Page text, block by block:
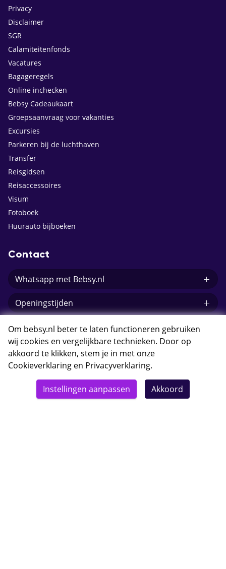
Privacy
Disclaimer
SGR
Calamiteitenfonds
Vacatures
Bagageregels
Online inchecken
Bebsy Cadeaukaart
Groepsaanvraag voor vakanties
Excursies
Parkeren bij de luchthaven
Transfer
Reisgidsen
Reisaccessoires
Visum
Fotoboek
Huurauto bijboeken
Contact
Whatsapp met Bebsy.nl
Openingstijden
E-mail Bebsy.nl
© 2026 Bebsy.nl
Om bebsy.nl beter te laten functioneren gebruiken
wij cookies en vergelijkbare technieken. Door op
akkoord te klikken, stem je in met onze
Cookieverklaring en Privacyverklaring.
Instellingen aanpassen Akkoord